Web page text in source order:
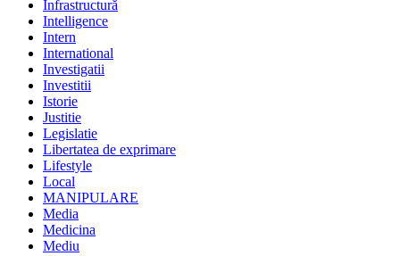
Infrastructură
Intelligence
Intern
International
Investigatii
Investitii
Istorie
Justitie
Legislatie
Libertatea de exprimare
Lifestyle
Local
MANIPULARE
Media
Medicina
Mediu